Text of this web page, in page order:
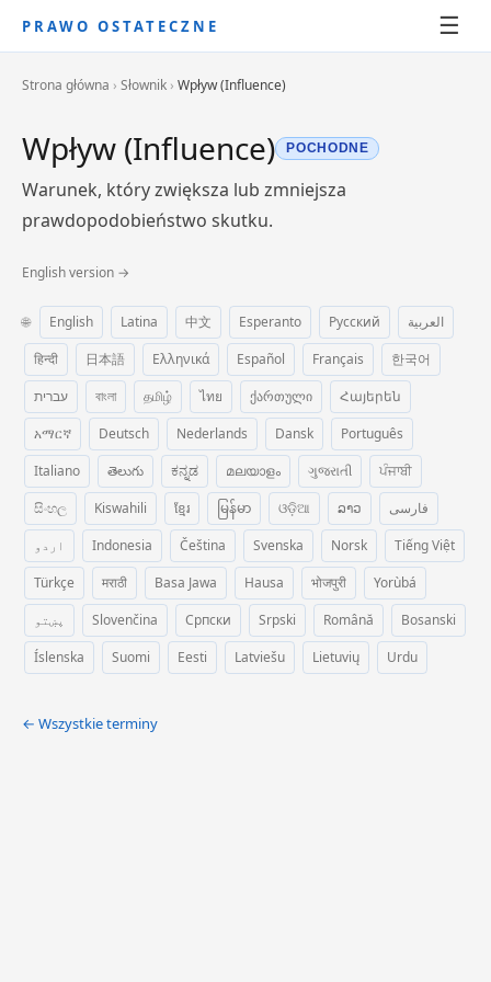
PRAWO OSTATECZNE ☰
Strona główna › Słownik › Wpływ (Influence)
Wpływ (Influence) POCHODNE
Warunek, który zwiększa lub zmniejsza
prawdopodobieństwo skutku.
English version →
🌐 English Latina 中文 Esperanto Русский
العربية
हिन्दी
日本語 Ελληνικά Español Français
한국어
עברית
বাংলা தமிழ் ไทย ქართული
Հայերեն
አማርኛ
Deutsch Nederlands Dansk
Português
Italiano
తెలుగు ಕನ್ನಡ മലയാളം ગુજરાતી
ਪੰਜਾਬੀ
සිංහල
Kiswahili ខ្មែរ မြန်မာ ଓଡ଼ିଆ ລາວ
فارسی
اردو
Indonesia Čeština Svenska Norsk
Tiếng Việt
Türkçe
मराठी Basa Jawa Hausa भोजपुरी
Yorùbá
پښتو
Slovenčina Српски Srpski Română
Bosanski
Íslenska
Suomi Eesti Latviešu Lietuvių Urdu
← Wszystkie terminy